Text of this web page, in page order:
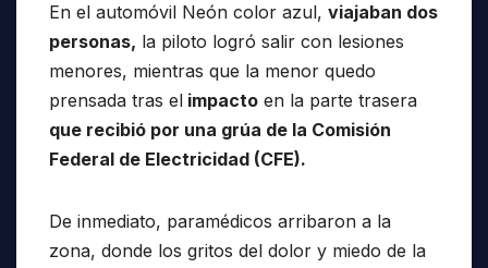
En el automóvil Neón color azul, viajaban dos
personas, la piloto logró salir con lesiones
menores, mientras que la menor quedo
prensada tras el impacto en la parte trasera
que recibió por una grúa de la Comisión
Federal de Electricidad (CFE).
De inmediato, paramédicos arribaron a la
zona, donde los gritos del dolor y miedo de la